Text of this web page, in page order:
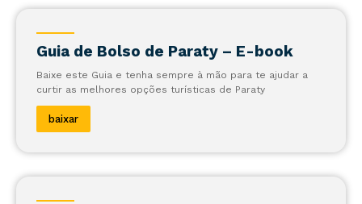
Guia de Bolso de Paraty – E-book
Baixe este Guia e tenha sempre à mão para te ajudar a
curtir as melhores opções turísticas de Paraty
baixar